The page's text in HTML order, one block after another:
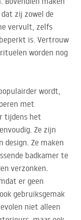
zij zowel de
vervult, zelfs
is. Vertrouw
worden nog
wordt,
met
tijdens het
Ze zijn
design. Ze maken
badkamer te
verzonken.
er geen
gebruiksgemak
niet alleen